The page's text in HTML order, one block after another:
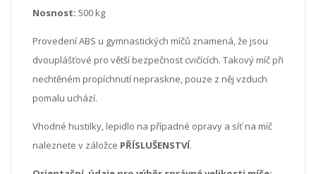
Nosnost: 500 kg
Provedení ABS u gymnastických míčů znamená, že jsou
dvouplášťové pro větší bezpečnost cvičících. Takový míč při
nechtěném propíchnutí nepraskne, pouze z něj vzduch
pomalu uchází.
Vhodné hustilky, lepidlo na případné opravy a síť na míč
naleznete v záložce PŘÍSLUŠENSTVÍ.